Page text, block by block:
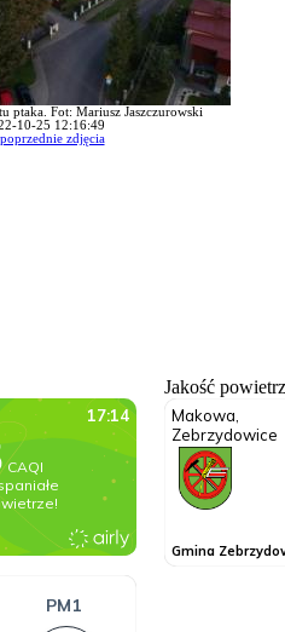
ptaka. Fot: Mariusz Jaszczurowski
10-25 12:16:49
zdjęcia
Jakość